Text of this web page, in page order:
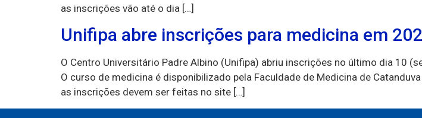
as inscrições vão até o dia […]
Unifipa abre inscrições para medicina em
O Centro Universitário Padre Albino (Unifipa) abriu inscrições no último dia 10
O curso de medicina é disponibilizado pela Faculdade de Medicina de
as inscrições devem ser feitas no site […]